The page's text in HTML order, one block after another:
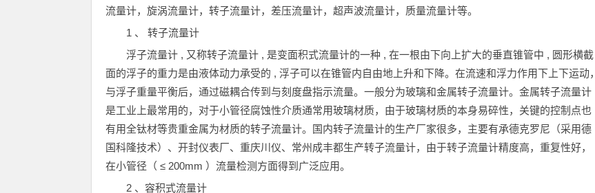
流量计，旋涡流量计，转子流量计，差压流量计，超声波流量计，质量流量计等。
1 、 转子流量计
浮子流量计 , 又称转子流量计 , 是变面积式流量计的一种 , 在一根由下向上扩大的垂直锥管中 , 圆形横截
面的浮子的重力是由液体动力承受的 , 浮子可以在锥管内自由地上升和下降。在流速和浮力作用下上下运动，
与浮子重量平衡后，通过磁耦合传到与刻度盘指示流量。一般分为玻璃和金属转子流量计。金属转子流量计
是工业上最常用的，对于小管径腐蚀性介质通常用玻璃材质，由于玻璃材质的本身易碎性，关键的控制点也
有用全钛材等贵重金属为材质的转子流量计。国内转子流量计的生产厂家很多，主要有承德克罗尼（采用德
国科隆技术）、开封仪表厂、重庆川仪、常州成丰都生产转子流量计，由于转子流量计精度高，重复性好，
在小管径（ ≤ 200mm ）流量检测方面得到广泛应用。
2 、容积式流量计